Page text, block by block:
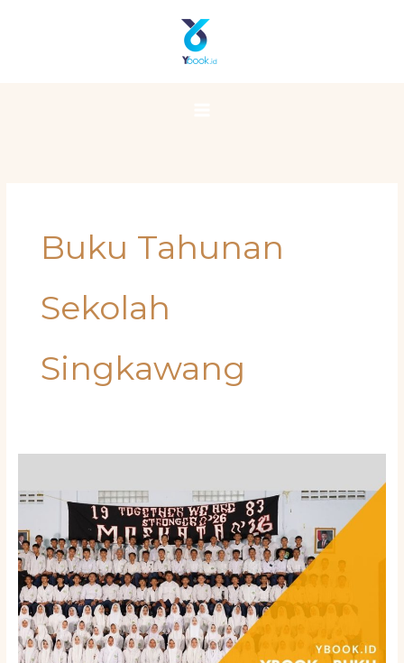
Main
Menu
Buku Tahunan
Sekolah
Singkawang
Kenangan
Hits:
Jasa
Buku
Tahunan
Sekolah
Singkawang
yang